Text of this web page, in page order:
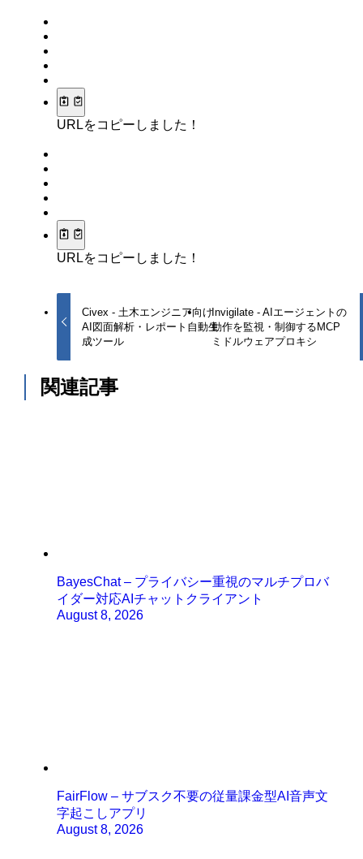
URLをコピーしました！
URLをコピーしました！
Civex - 土木エンジニア向け
AI図面解析・レポート自動生
成ツール
Invigilate - AIエージェントの
動作を監視・制御するMCP
ミドルウェアプロキシ
関連記事
BayesChat – プライバシー重視のマルチプロバ
イダー対応AIチャットクライアント
August 8, 2026
FairFlow – サブスク不要の従量課金型AI音声文
字起こしアプリ
August 8, 2026